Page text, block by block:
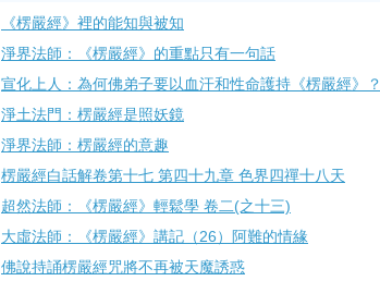
《楞嚴經》裡的能知與被知
淨界法師：《楞嚴經》的重點只有一句話
宣化上人：為何佛弟子要以血汗和性命護持《楞嚴經》？
淨土法門：楞嚴經是照妖鏡
淨界法師：楞嚴經的意趣
楞嚴經白話解卷第十七 第四十九章 色界四禪十八天
超然法師：《楞嚴經》輕鬆學 卷二(之十三)
大虛法師：《楞嚴經》講記（26）阿難的情緣
佛說持誦楞嚴經咒將不再被天魔誘惑